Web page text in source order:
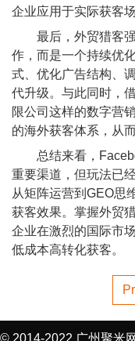
企业应用于实际获客场
最后，外贸猎客强
作，而是一个持续优
式、优化广告结构、
代升级。与此同时，
限公司这样的数字营
的海外获客体系，从
总结来看，
重要渠道，但玩法已
从矩阵运营到GEO思
获客效果。掌握外贸
企业在激烈的国际市
低成本高转化获客。
© 2014-2022 广州聚米